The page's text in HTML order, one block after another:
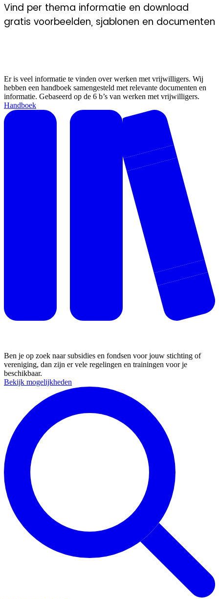
Vind per thema informatie en download
gratis voorbeelden, sjablonen en documenten
Er is veel informatie te vinden over werken met vrijwilligers. Wij
hebben een handboek samengesteld met relevante documenten en
informatie. Gebaseerd op de 6 b’s van werken met vrijwilligers.
Handboek
Ben je op zoek naar subsidies en fondsen voor jouw stichting of
vereniging, dan zijn er vele regelingen en trainingen voor je
beschikbaar.
Bekijk mogelijkheden